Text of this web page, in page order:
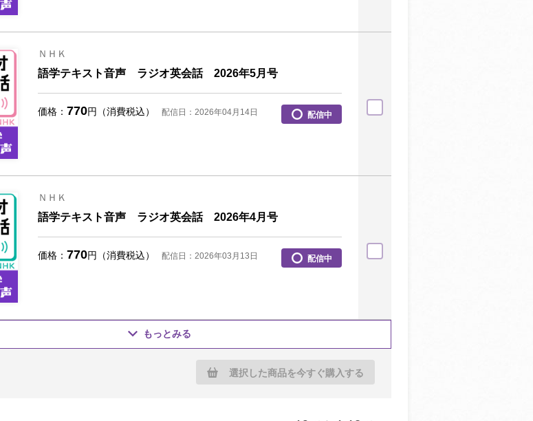
ＮＨＫ
語学テキスト音声 ラジオ英会話 2026年5月号
価格： 770円（消費税込） 配信日：2026年04月14日 配信中
ＮＨＫ
語学テキスト音声 ラジオ英会話 2026年4月号
価格： 770円（消費税込） 配信日：2026年03月13日 配信中
もっとみる
選択した商品を今すぐ購入する